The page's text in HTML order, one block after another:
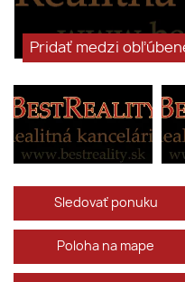
Pridať medzi
Sledovať ponuku
Poloha na mape